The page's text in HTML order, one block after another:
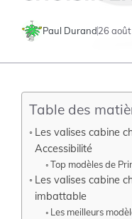
Paul Durand26
Table des
Les valises cabine
Accessibilité
Top modèles de
Les valises cabine
imbattable
Les meilleurs